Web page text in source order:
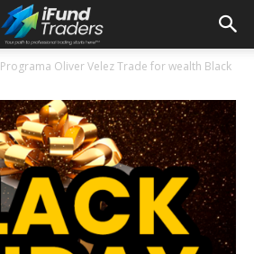
Programa Oliver Velez Trade for wealth Black